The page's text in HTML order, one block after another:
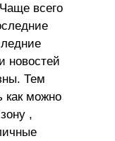
всего
новостей
Тем
можно
,